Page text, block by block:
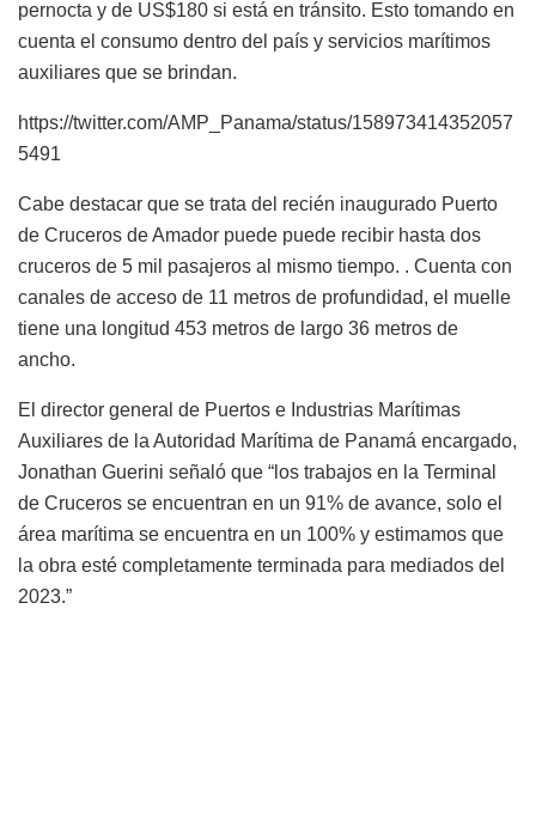
pernocta y de US$180 si está en tránsito. Esto tomando en
cuenta el consumo dentro del país y servicios marítimos
auxiliares que se brindan.
https://twitter.com/AMP_Panama/status/158973414352057
5491
Cabe destacar que se trata del recién inaugurado Puerto
de Cruceros de Amador puede puede recibir hasta dos
cruceros de 5 mil pasajeros al mismo tiempo. . Cuenta con
canales de acceso de 11 metros de profundidad, el muelle
tiene una longitud 453 metros de largo 36 metros de
ancho.
El director general de Puertos e Industrias Marítimas
Auxiliares de la Autoridad Marítima de Panamá encargado,
Jonathan Guerini señaló que “los trabajos en la Terminal
de Cruceros se encuentran en un 91% de avance, solo el
área marítima se encuentra en un 100% y estimamos que
la obra esté completamente terminada para mediados del
2023.”